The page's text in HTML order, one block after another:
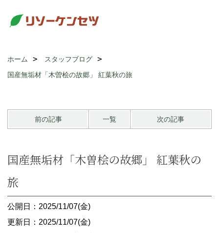
ホーム
スタッフブログ
国産無垢材「木曽桧の故郷」 紅葉秋の旅
前の記事 一覧 次の記事
国産無垢材「木曽桧の故郷」 紅葉秋の
旅
公開日：2025/11/07(金)
更新日：2025/11/07(金)